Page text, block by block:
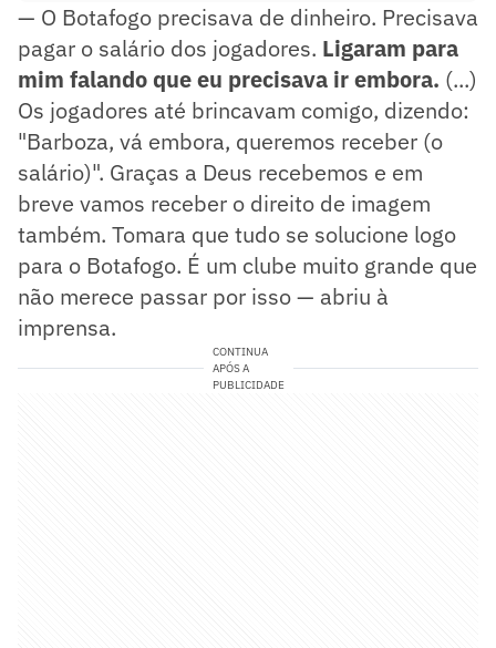
— O Botafogo precisava de dinheiro. Precisava
pagar o salário dos jogadores. Ligaram para
mim falando que eu precisava ir embora. (...)
Os jogadores até brincavam comigo, dizendo:
"Barboza, vá embora, queremos receber (o
salário)". Graças a Deus recebemos e em
breve vamos receber o direito de imagem
também. Tomara que tudo se solucione logo
para o Botafogo. É um clube muito grande que
não merece passar por isso — abriu à
imprensa.
CONTINUA
APÓS A
PUBLICIDADE